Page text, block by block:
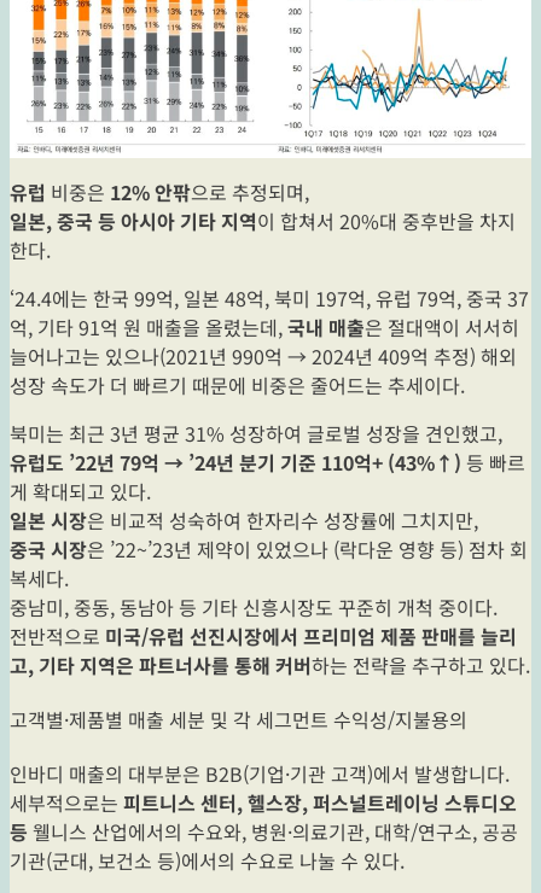
유럽 비중은 12% 안팎으로 추정되며,
일본, 중국 등 아시아 기타 지역이 합쳐서 20%대 중후반을 차지
한다.
‘24.4에는 한국 99억, 일본 48억, 북미 197억, 유럽 79억, 중국 37
억, 기타 91억 원 매출을 올렸는데,국내 매출은 절대액이 서서히
늘어나고는 있으나(2021년 990억 → 2024년 409억 추정) 해외
성장 속도가 더 빠르기 때문에 비중은 줄어드는 추세이다.
북미는 최근 3년 평균 31% 성장하여 글로벌 성장을 견인했고,
유럽도 ’22년 79억 → ’24년 분기 기준 110억+ (43%↑) 등 빠르
게 확대되고 있다.
일본 시장은 비교적 성숙하여 한자리수 성장률에 그치지만,
중국 시장은 ’22~’23년 제약이 있었으나 (락다운 영향 등) 점차 회
복세다.
중남미, 중동, 동남아 등 기타 신흥시장도 꾸준히 개척 중이다.
전반적으로 미국/유럽 선진시장에서 프리미엄 제품 판매를 늘리
고, 기타 지역은 파트너사를 통해 커버하는 전략을 추구하고 있다.
고객별·제품별 매출 세분 및 각 세그먼트 수익성/지불용의
인바디 매출의 대부분은 B2B(기업·기관 고객)에서 발생합니다.
세부적으로는 피트니스 센터, 헬스장, 퍼스널트레이닝 스튜디오
등 웰니스 산업에서의 수요와, 병원·의료기관, 대학/연구소, 공공
기관(군대, 보건소 등)에서의 수요로 나눌 수 있다.